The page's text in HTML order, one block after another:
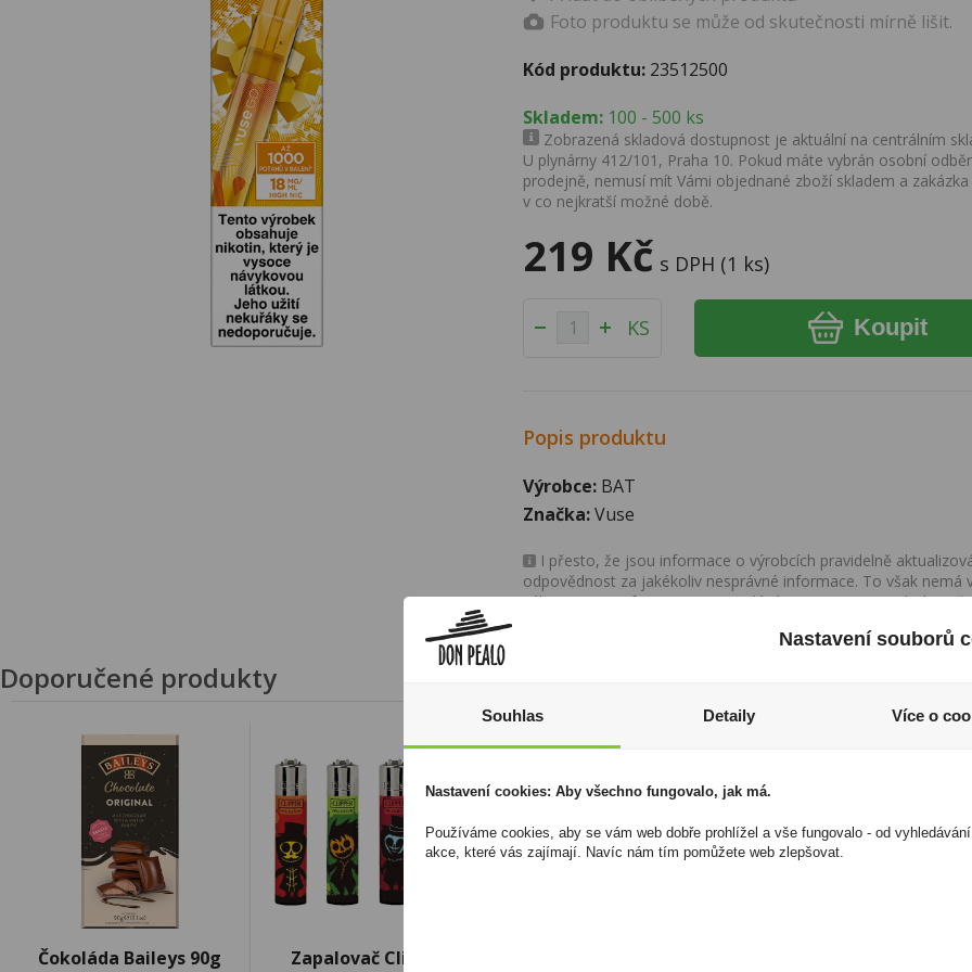
Foto produktu se může od skutečnosti mírně lišit.
Kód produktu: 23512500
Skladem: 100 - 500 ks
Zobrazená skladová dostupnost je aktuální na centrálním
U plynárny 412/101, Praha 10. Pokud máte vybrán osobní
prodejně, nemusí mít Vámi objednané zboží skladem a
v co nejkratší možné době.
219 Kč s DPH (1 ks)
KS Koupit
Popis produktu
Výrobce: BAT
Značka:Vuse
I přesto, že jsou informace o výrobcích pravidelně
odpovědnost za jakékoliv nesprávné informace. To však nemá
zákona. Tyto informace jsou podávány pouze pro osobní
Doporučené produkty
Čokoláda Baileys 90g
Zapalovač Clipper
Nastavení souborů
Souhlas Detaily Více o
Nastavení cookies: Aby všechno fungovalo, jak má.
Používáme cookies, aby se vám web dobře prohlížel a vše fungovalo - od
akce, které vás zajímají. Navíc nám tím pomůžete web zlepšovat.